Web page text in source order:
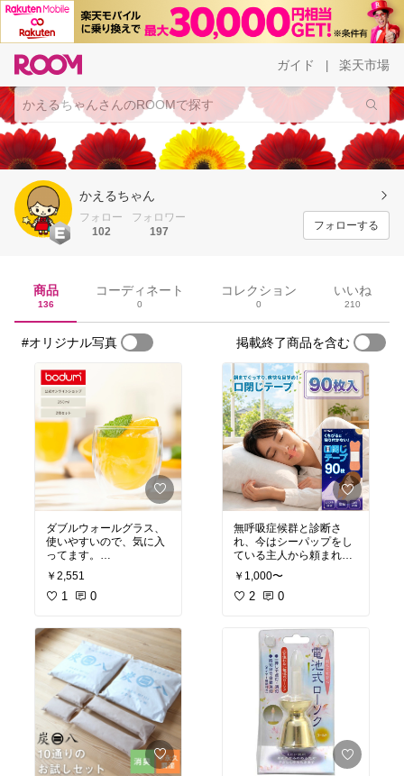
ガイド 楽天市場
かえるちゃん
フォロー
102
フォロワー
197
フォローする
商品
136
コーディネート
0
コレクション
0
いいね
210
#オリジナル写真 掲載終了商品を含む
ダブルウォールグラス、
使いやすいので、気に入
ってます。
今回は結婚祝いに購入。
ラッピングもお願いしま
した。
￥2,551
1 0
無呼吸症候群と診断さ
れ、今はシーパップをし
ている主人から頼まれて
購入。
敏感肌なので肌に優しく
使いやすいそうで、良か
￥1,000〜
2 0